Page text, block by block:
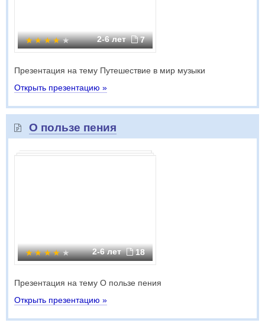
2-6 лет 7
Презентация на тему Путешествие в мир музыки
Открыть презентацию »
О пользе пения
2-6 лет 18
Презентация на тему О пользе пения
Открыть презентацию »